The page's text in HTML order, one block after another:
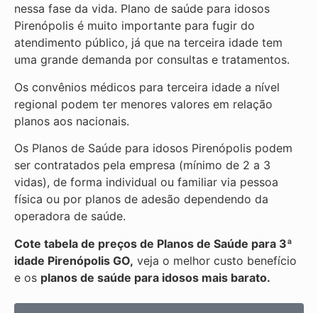
nessa fase da vida. Plano de saúde para idosos
Pirenópolis é muito importante para fugir do
atendimento público, já que na terceira idade tem
uma grande demanda por consultas e tratamentos.
Os convênios médicos para terceira idade a nível
regional podem ter menores valores em relação
planos aos nacionais.
Os Planos de Saúde para idosos Pirenópolis podem
ser contratados pela empresa (mínimo de 2 a 3
vidas), de forma individual ou familiar via pessoa
física ou por planos de adesão dependendo da
operadora de saúde.
Cote tabela de preços de Planos de Saúde para 3ª
idade Pirenópolis GO, veja o melhor custo benefício
e os planos de saúde para idosos mais barato.